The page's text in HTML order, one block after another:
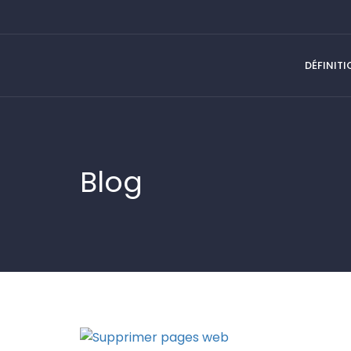
Blog